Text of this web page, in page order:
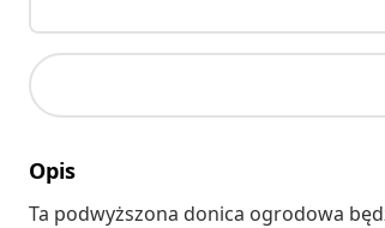
Opis
Ta podwyższona donica ogrodowa